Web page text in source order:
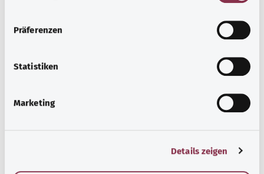
Präferenzen
Statistiken
Marketing
Details zeigen